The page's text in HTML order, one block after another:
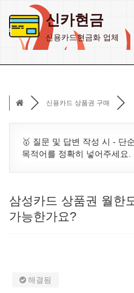
콘
너
신카현금
신용카드현금화 업체
신용카드 상품권 구매
🥇 질문 및 답변 작성 시 - 단
목적어를 정확히 넣어주세요.
삼성카드 상품권 월한
가능한가요?
해결됨